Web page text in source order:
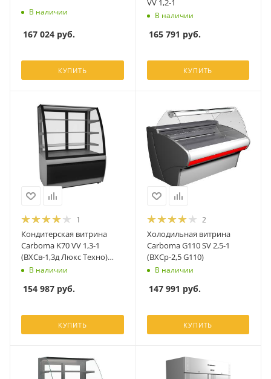
В наличии
167 024 руб.
КУПИТЬ
VV 1,2‑1
В наличии
165 791 руб.
КУПИТЬ
1
Кондитерская витрина
Carboma K70 VV 1,3-1
(ВХСв-1,3д Люкс Техно)
серо-черный
В наличии
154 987 руб.
КУПИТЬ
2
Холодильная витрина
Carboma G110 SV 2,5-1
(ВХСр-2,5 G110)
В наличии
147 991 руб.
КУПИТЬ